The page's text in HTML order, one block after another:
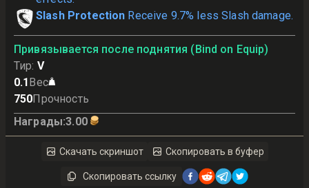
Slash Protection Receive 9.7% less Slash damage.
Привязывается после поднятия (Bind on Equip)
Тир: V
0.1Вес
750Прочность
Награды:3.00
Скачать скриншот Скопировать в буфер
Скопировать ссылку